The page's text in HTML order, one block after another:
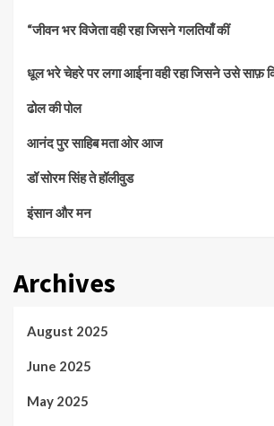
“जीवन भर विजेता वही रहा जिसने गलतियाँ कीं
धूल भरे चेहरे पर लगा आईना वही रहा जिसने उसे साफ़
ढोल की पोल
आनंद पुर साहिब मता ओर आज
डॉ सोरम सिंह ते हॉलीवुड
इंसान और मन
Archives
August 2025
June 2025
May 2025